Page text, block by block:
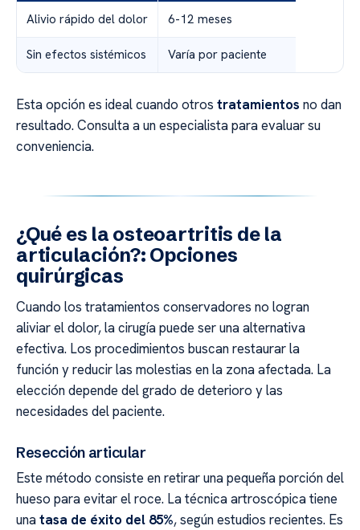
Alivio rápido del dolor 6-12 meses
Sin efectos sistémicos Varía por paciente
Esta opción es ideal cuando otros tratamientos no dan
resultado. Consulta a un especialista para evaluar su
conveniencia.
¿Qué es la osteoartritis de la
articulación?: Opciones
quirúrgicas
Cuando los tratamientos conservadores no logran
aliviar el dolor, la cirugía puede ser una alternativa
efectiva. Los procedimientos buscan restaurar la
función y reducir las molestias en la zona afectada. La
elección depende del grado de deterioro y las
necesidades del paciente.
Resección articular
Este método consiste en retirar una pequeña porción del
hueso para evitar el roce. La técnica artroscópica tiene
unatasa de éxito del 85%, según estudios recientes. Es